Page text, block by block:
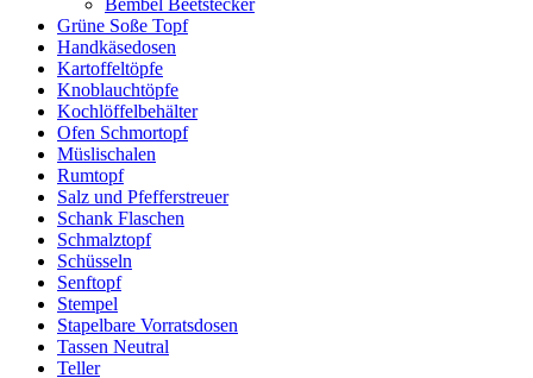
Grüne Soße Topf
Handkäsedosen
Kartoffeltöpfe
Knoblauchtöpfe
Kochlöffelbehälter
Ofen Schmortopf
Müslischalen
Rumtopf
Salz und Pfefferstreuer
Schank Flaschen
Schmalztopf
Schüsseln
Senftopf
Stempel
Stapelbare Vorratsdosen
Tassen Neutral
Teller